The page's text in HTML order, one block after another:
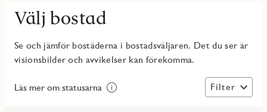
Välj bostad
Se och jämför bostäderna i bostadsväljaren. Det du ser är
visionsbilder och avvikelser kan förekomma.
Läs mer om statusarna Filter